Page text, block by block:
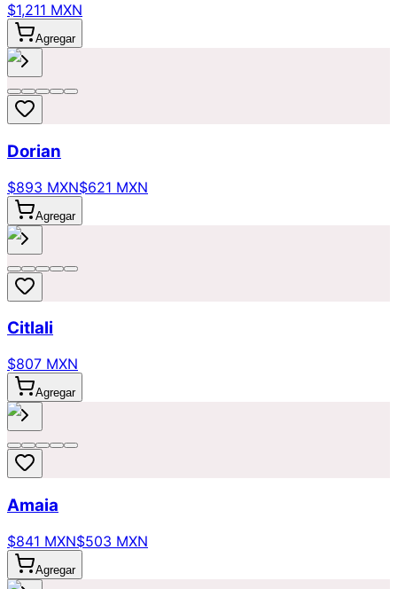
$1,211 MXN
Agregar
Dorian
$893 MXN$621 MXN
Agregar
Citlali
$807 MXN
Agregar
Amaia
$841 MXN$503 MXN
Agregar